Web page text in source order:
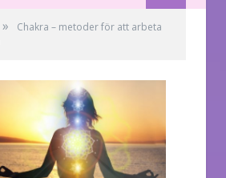
»
Chakra – metoder för att arbeta